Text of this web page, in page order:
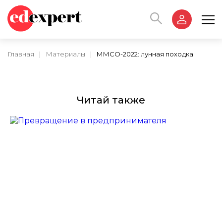
Главная | Материалы | ММСО-2022: лунная походка
Читай также